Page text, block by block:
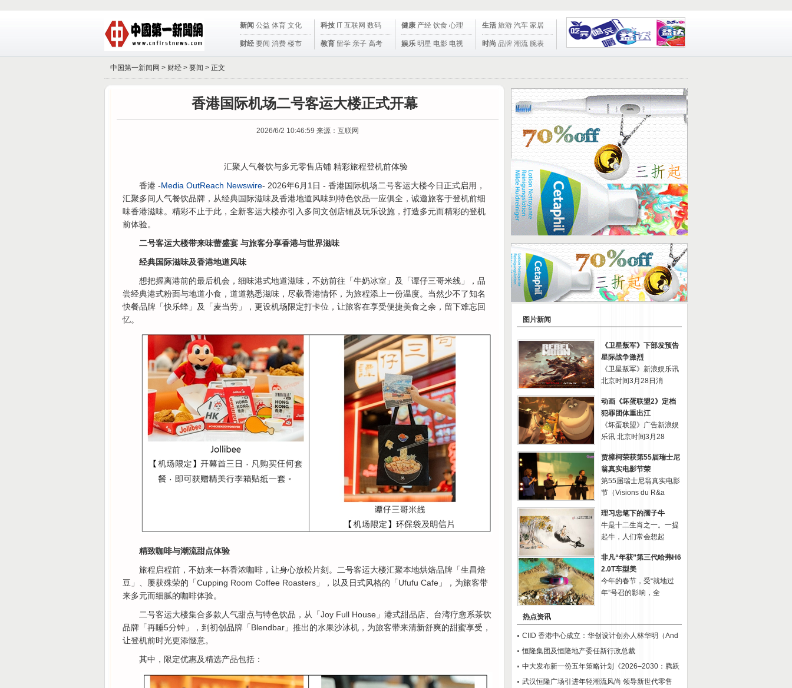
新闻 公益 体育 文化
财经 要闻 消费 楼市
科技 IT 互联网 数码
教育 留学 亲子 高考
健康 产经 饮食 心理
娱乐 明星 电影 电视
生活 旅游 汽车 家居
时尚 品牌 潮流 腕表
中国第一新闻网 > 财经 > 要闻 > 正文
香港国际机场二号客运大楼正式开幕
2026/6/2 10:46:59 来源：互联网
汇聚人气餐饮与多元零售店铺 精彩旅程登机前体验
香港 -Media OutReach Newswire- 2026年6月1日 - 香港国际机场二号客运大楼今日正式启用，
汇聚多间人气餐饮品牌，从经典国际滋味及香港地道风味到特色饮品一应俱全，诚邀旅客于登机前细
味香港滋味。精彩不止于此，全新客运大楼亦引入多间文创店铺及玩乐设施，打造多元而精彩的登机
前体验。
二号客运大楼带来味蕾盛宴 与旅客分享香港与世界滋味
经典国际滋味及香港地道风味
想把握离港前的最后机会，细味港式地道滋味，不妨前往「牛奶冰室」及「谭仔三哥米线」，品
尝经典港式粉面与地道小食，道道熟悉滋味，尽载香港情怀，为旅程添上一份温度。当然少不了知名
快餐品牌「快乐蜂」及「麦当劳」，更设机场限定打卡位，让旅客在享受便捷美食之余，留下难忘回
忆。
精致咖啡与潮流甜点体验
旅程启程前，不妨来一杯香浓咖啡，让身心放松片刻。二号客运大楼汇聚本地烘焙品牌「生昌焙
豆」、屡获殊荣的「Cupping Room Coffee Roasters」，以及日式风格的「Ufufu Cafe」，为旅客带
来多元而细腻的咖啡体验。
二号客运大楼集合多款人气甜点与特色饮品，从「Joy Full House」港式甜品店、台湾疗愈系茶饮
品牌「再睡5分钟」，到初创品牌「Blendbar」推出的水果沙冰机，为旅客带来清新舒爽的甜蜜享受，
让登机前时光更添惬意。
其中，限定优惠及精选产品包括：
图片新闻
《卫星叛军》下部发预告
星际战争激烈
《卫星叛军》新浪娱乐讯
北京时间3月28日消
动画《坏蛋联盟2》定档
犯罪团体重出江
《坏蛋联盟》广告新浪娱
乐讯 北京时间3月28
贾樟柯荣获第55届瑞士尼
翁真实电影节荣
第55届瑞士尼翁真实电影
节（Visions du R&a
理习忠笔下的孺子牛
牛是十二生肖之一。一提
起牛，人们常会想起
非凡“年获”第三代哈弗H6
2.0T车型美
今年的春节，受“就地过
年”号召的影响，全
热点资讯
CIID 香港中心成立：华创设计创办人林华明（And
恒隆集团及恒隆地产委任新行政总裁
中大发布新一份五年策略计划《2026‒2030：腾跃
武汉恒隆广场引进年轻潮流风尚 领导新世代零售